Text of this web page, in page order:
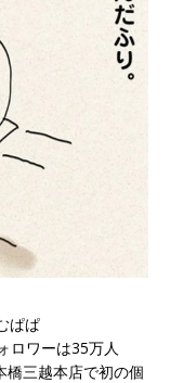
ぱぱ
ロワーは35万人
橋三越本店で初の個